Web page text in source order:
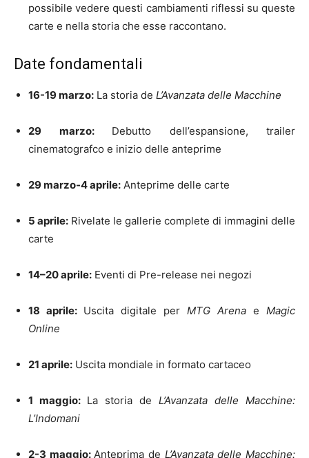
possibile vedere questi cambiamenti riflessi su queste
carte e nella storia che esse raccontano.
Date fondamentali
16-19 marzo: La storia de L’Avanzata delle Macchine
29 marzo: Debutto dell’espansione, trailer
cinematografco e inizio delle anteprime
29 marzo-4 aprile: Anteprime delle carte
5 aprile: Rivelate le gallerie complete di immagini delle
carte
14–20 aprile: Eventi di Pre-release nei negozi
18 aprile: Uscita digitale per MTG Arena e Magic
Online
21 aprile: Uscita mondiale in formato cartaceo
1 maggio: La storia de L’Avanzata delle Macchine:
L’Indomani
2-3 maggio: Anteprima de L’Avanzata delle Macchine: